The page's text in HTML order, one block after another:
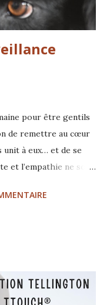
pour être gentils
de remettre au cœur
unit à eux… et de se
et l’empathie ne sont
de tout ce que nous
d’animaux vivent
le comprendre, à
conditions dans